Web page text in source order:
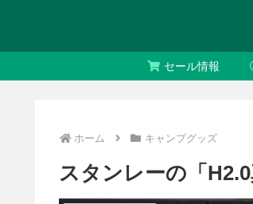
セール情報
ホーム キャンプグッズ
スタンレーの「